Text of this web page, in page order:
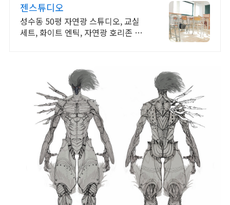
젠스튜디오
성수동 50평 자연광 스튜디오, 교실
세트, 화이트 엔틱, 자연광 호리존 스